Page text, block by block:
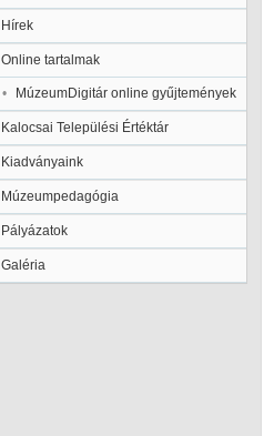
Hírek
Online tartalmak
MúzeumDigitár online gyűjtemények
Kalocsai Települési Értéktár
Kiadványaink
Múzeumpedagógia
Pályázatok
Galéria